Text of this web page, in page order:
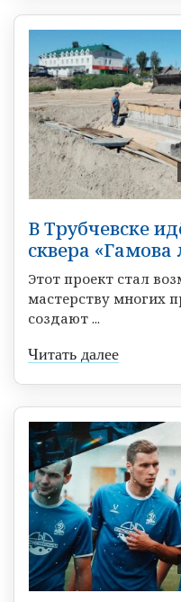
В Трубчевске
сквера «Гамова
Этот проект стал
мастерству многих
создают ...
Читать далее